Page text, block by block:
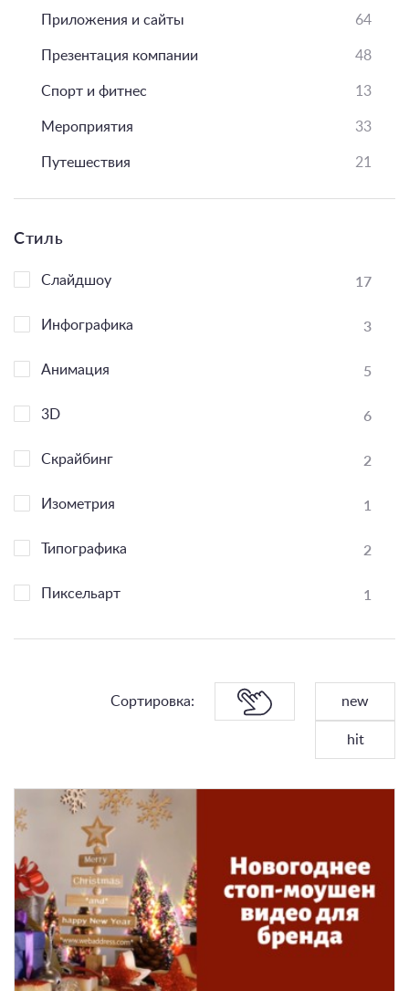
Приложения и сайты 64
Презентация компании 48
Спорт и фитнес 13
Мероприятия 33
Путешествия 21
Стиль
Слайдшоу 17
Инфографика 3
Анимация 5
3D 6
Скрайбинг 2
Изометрия 1
Типографика 2
Пиксельарт 1
Сортировка: new
hit